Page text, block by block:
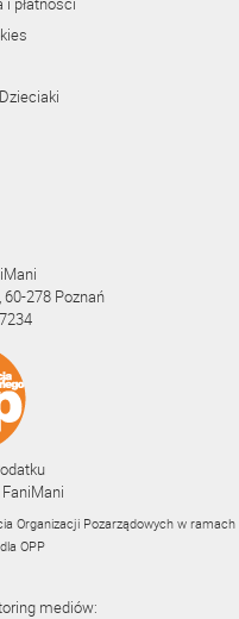
278 Poznań
Organizacji Pozarządowych w ramach
dla OPP
mediów: